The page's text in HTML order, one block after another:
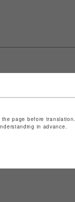
SHOP TOP
page before translation.
in advance.